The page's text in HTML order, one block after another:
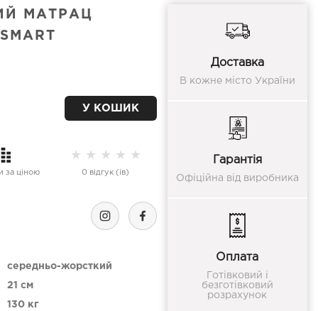
МАТРАЦ
У КОШИК
за ціною
★ ★ ★ ★ ★
0 відгук (ів)
середньо-жорсткий
21 см
130 кг
Доставка
В кожне місто України
Гарантія
Офіційна від виробника
Оплата
Готівковий і
безготівковий
розрахунок